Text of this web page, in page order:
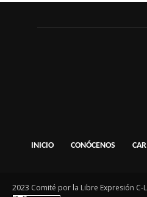
INICIO CONÓCENOS
2023 Comité por la Libre Expresión C-